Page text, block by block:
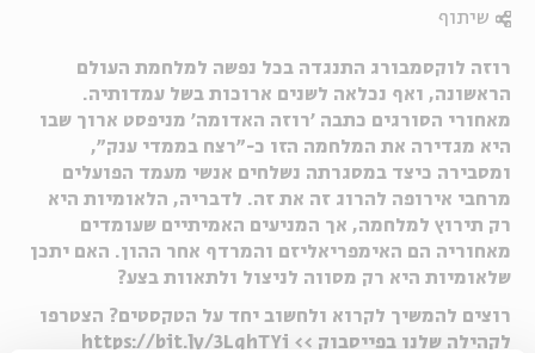
רוזה לוקסמבורג התנגדה בכל נפשה למלחמת העולם
הראשונה, ואף נכלאה לשנים ארוכות בשל עמדותיה.
מאחורי הסורגים כתבה ׳רוזה האדומה׳ מניפסט ארוך שבו
היא מגדירה את המלחמה הזו כ-״רצח בממדי ענק״,
ומסבירה כיצד במסגרתה נשלחים אנשי מעמד הפועלים
מרחבי אירופה להרוג זה את זה. לדבריה, הלאומיות היא
רק תירוץ למלחמה, אך המניעים האמיתיים שעומדים
מאחוריה הם האימפריאליזם והמרדף אחר ההון. האם יתכן
שלאומיות היא רק מסווה לניצול ולתאוות בצע?
רוצים להמשיך לקרוא ולחשוב יחד על הטקסטים? הצטרפו
לקהילה שלנו בפייסבוק >> https://bit.ly/3LghTYi
שיתוף